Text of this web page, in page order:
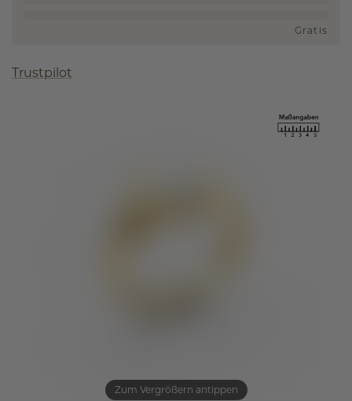
Zum Vergrößern antippen
Gratis
Trustpilot